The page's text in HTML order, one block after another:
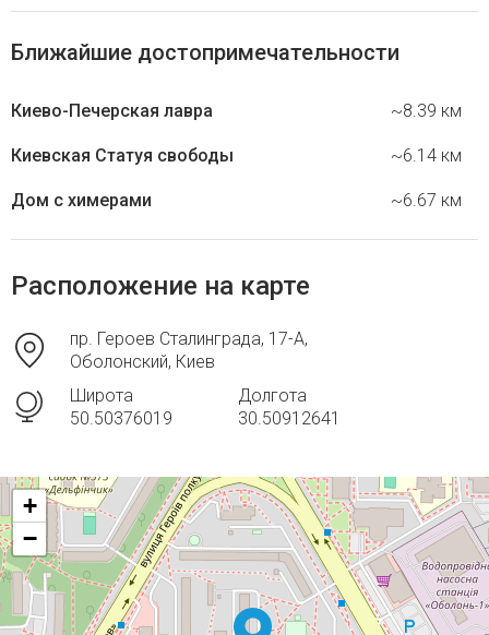
Ближайшие достопримечательности
Киево-Печерская лавра ~8.39 км
Киевская Статуя свободы ~6.14 км
Дом с химерами ~6.67 км
Расположение на карте
пр. Героев Сталинграда, 17-А,
Оболонский, Киев
Широта
50.50376019
Долгота
30.50912641
+
−